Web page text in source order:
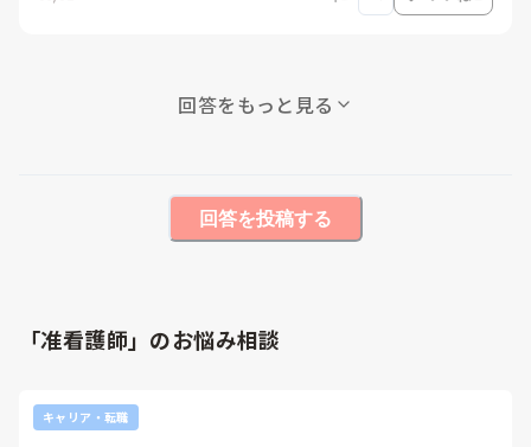
回答をもっと見る
回答を投稿する
「准看護師」のお悩み相談
キャリア・転職